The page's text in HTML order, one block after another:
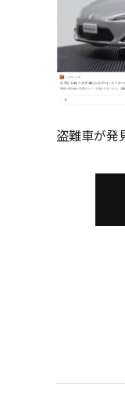
盗難車が発